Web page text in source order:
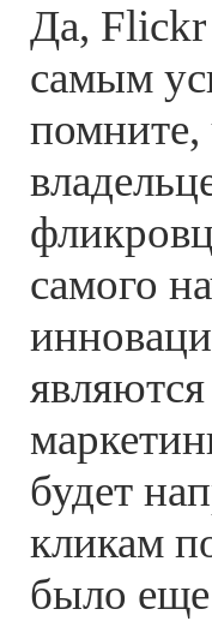
Да, Flickr
самым
помните,
самого
будет
кликам
было